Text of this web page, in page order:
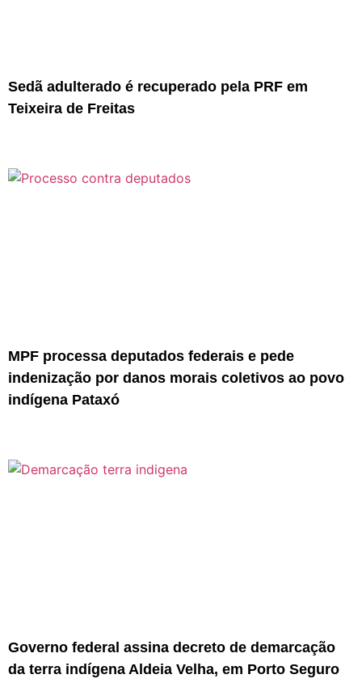
Sedã adulterado é recuperado pela PRF em
Teixeira de Freitas
MPF processa deputados federais e pede
indenização por danos morais coletivos ao povo
indígena Pataxó
Governo federal assina decreto de demarcação
da terra indígena Aldeia Velha, em Porto Seguro